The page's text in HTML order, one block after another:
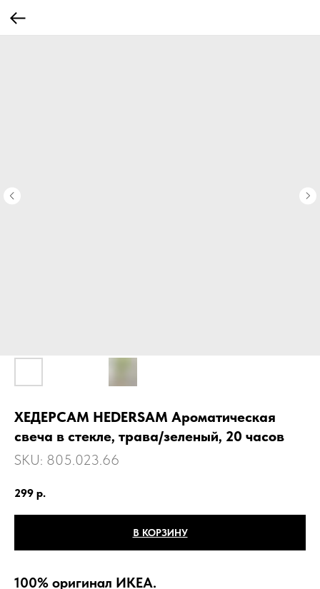
ХЕДЕРСАМ HEDERSAM Ароматическая
свеча в стекле, трава/зеленый, 20 часов
SKU: 805.023.66
299 р.
В КОРЗИНУ
100% оригинал ИКЕА.